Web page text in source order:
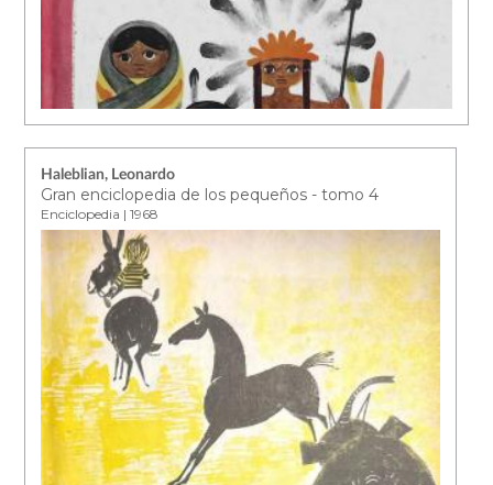
Haleblian, Leonardo
Gran enciclopedia de los pequeños - tomo 4
Enciclopedia | 1968